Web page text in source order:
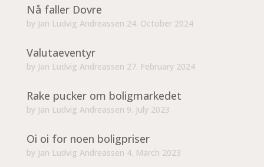
Nå faller Dovre
by Jan Ludvig Andreassen 24. October 2024
Valutaeventyr
by Jan Ludvig Andreassen 27. February 2024
Rake pucker om boligmarkedet
by Jan Ludvig Andreassen 9. July 2023
Oi oi for noen boligpriser
by Jan Ludvig Andreassen 4. March 2023